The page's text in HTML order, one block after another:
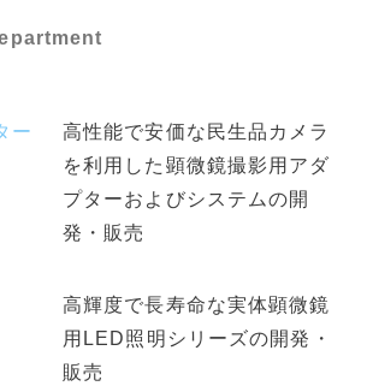
ー
高性能で安価な民生品カメラ
を利用した顕微鏡撮影用アダ
プターおよびシステムの開
発・販売
高輝度で長寿命な実体顕微鏡
用LED照明シリーズの開発・
販売